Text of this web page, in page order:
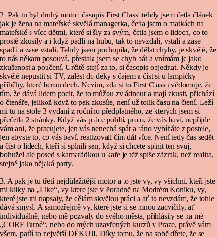
2. Pak tu byl druhý motor, časopis First Class, tehdy jsem četla článek
jak je žena na mateřské skvělá managerka, četla jsem o matkách na
mateřské s více dětmi, které si šly za svým, četla jsem o lidech, co to
prostě zkusily a i když padli na hubu, tak to nevzdali, vstali a zase
spadli a zase vstali. Tehdy jsem pochopila, že dělat chyby, je skvělé, že
to nás někam posouvá, přestala jsem se chyb bát a vnímám je jako
zkušenost a poučení. Určitě stojí za to, si časopis objednat. Někdy je
skvělé nepustit si TV, zalést do deky s čajem a číst si u lampičky
příběhy, které berou dech. Nevím, zda si to First Class uvědomuje, že
tím, že dává lidem pocit, že to můžou zvládnout a mají zkusit, přichází
o čtenáře, jelikož když to pak zkusíte, není už tolik času na čtení. Leží
mi tu na stole 3 vydání z ročního předplatného, ze kterých jsem si
přečetla 2 stránky. Když vás práce pohltí, proto, že vás baví, nepřijde
vám ani, že pracujete, jen vás nenechá spát a ráno vybíháte z postele,
jen abyste to, co vás baví, realizovali čím dál více. Není tedy čas sedět
a číst o lidech, kteří si splnili sen, když si chcete splnit ten svůj,
bohužel ale posed s kamarádkou u kafe je též spíše zázrak, než realita,
stejně jako nějaká party.
3. A pak je tu třetí nejdůležitější motor a to jste vy, vy všichni, kteří jste
mi kliky na „Like“, vy které jste v Poradně na Modrém Koníku, vy,
které jste mi napsaly, že dělám skvělou práci a ať to nevzdám, že tohle
dává smysl. A samozřejmě vy, které jste si se mnou zacvičily, ať
individuálně, nebo mě pozvaly do svého města, přihlásily se na mé
„CORETurné“, nebo do mých uzavřených kurzů v Praze, právě vám
všem, patří to největší DĚKUJI. Díky tomu, že na sobě dřete, že se